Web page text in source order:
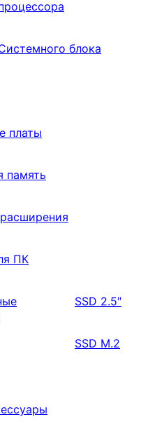
блока
платы
память
ПК
SSD 2.5″
SSD M.2